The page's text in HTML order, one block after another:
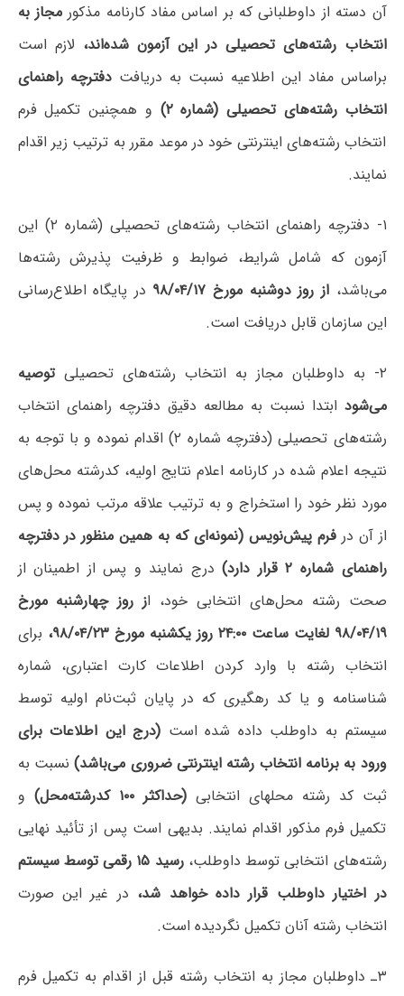
آن دسته از داوطلبانی که بر اساس مفاد کارنامه مذکورمجاز به
انتخاب رشته‌های تحصیلی در این آزمون شده‌اند، لازم است
براساس مفاد این اطلاعیه نسبت به دریافت دفترچه راهنمای
انتخاب رشته‌های تحصیلی (شماره ۲ ) و همچنین تکمیل فرم
انتخاب رشته‌های اینترنتی خود در موعد مقرر به ترتیب زیر اقدام
نمایند.
۱- دفترچه راهنمای انتخاب رشته‌های تحصیلی (شماره ۲) این
آزمون که شامل شرایط، ضوابط و ظرفیت پذیرش رشته‌ها
می‌باشد، از روز دو‌شنبه مورخ ۹۸/۰۴/۱۷
در پایگاه اطلاع‌رسانی
این سازمان قابل دریافت است.
۲- به داوطلبان مجاز به انتخاب رشته‌های تحصیلی
توصیه
می‌شود ابتدا نسبت به مطالعه دقیق دفترچه راهنمای انتخاب
رشته‌های تحصیلی (دفترچه شماره ۲) اقدام نموده و با توجه به
نتیجه اعلام شده در کارنامه اعلام نتایج اولیه، کدرشته محل‌های
مورد نظر خود را استخراج و به ترتیب علاقه مرتب نموده و پس
از آن در فرم پیش‌نویس (نمونه‌ای که به همین منظور در دفترچه
راهنمای شماره ۲ قرار دارد
)درج نمایند و پس از اطمینان از
صحت رشته محل‌های انتخابی خود، از روز چهار‌شنبه مورخ
۹۸/۰۴/۱۹ لغایت ساعت ۲۴:۰۰ روز یکشنبه مورخ ۹۸/۰۴/۲۳،
برای
انتخاب رشته با وارد کردن اطلاعات کارت اعتباری، شماره
شناسنامه و یا کد رهگیری که در پایان ثبت‌نام اولیه توسط
سیستم به داوطلب داده شده است (درج این اطلاعات برای
ورود به برنامه انتخاب رشته اینترنتی ضروری می‌باشد)نسبت به
ثبت کد رشته محلهای انتخابی(حداکثر ۱۰۰ کدرشته‌محل ) و
تکمیل فرم مذکور اقدام نمایند. بدیهی است پس از تأئید نهایی
رشته‌های انتخابی توسط داوطلب،
رسید ۱۵ رقمی توسط سیستم
در اختیار داوطلب قرار داده خواهد شد، در غیر این صورت
انتخاب رشته آنان تکمیل نگردیده است.
۳ـ داوطلبان مجاز به انتخاب رشته قبل از اقدام به تکمیل فرم